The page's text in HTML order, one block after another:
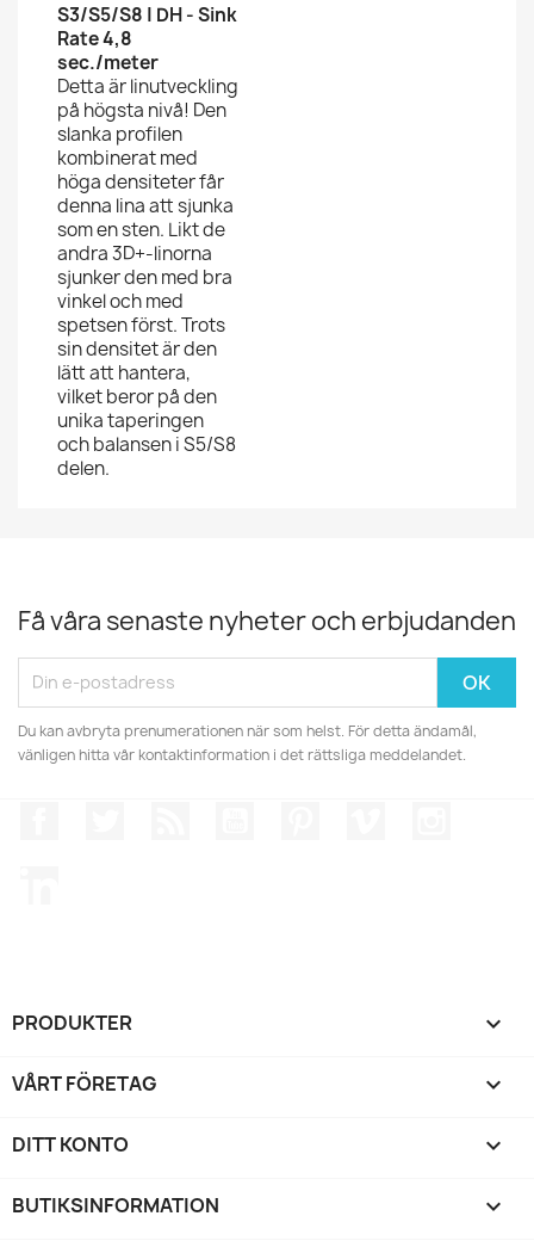
S3/S5/S8 | DH - Sink
Rate 4,8
sec./meter
Detta är linutveckling
på högsta nivå! Den
slanka profilen
kombinerat med
höga densiteter får
denna lina att sjunka
som en sten. Likt de
andra 3D+-linorna
sjunker den med bra
vinkel och med
spetsen först. Trots
sin densitet är den
lätt att hantera,
vilket beror på den
unika taperingen
och balansen i S5/S8
delen.
Få våra senaste nyheter och erbjudanden
Du kan avbryta prenumerationen när som helst. För detta ändamål,
vänligen hitta vår kontaktinformation i det rättsliga meddelandet.
PRODUKTER 
VÅRT FÖRETAG 
DITT KONTO 
BUTIKSINFORMATION keyboard_arrow_down